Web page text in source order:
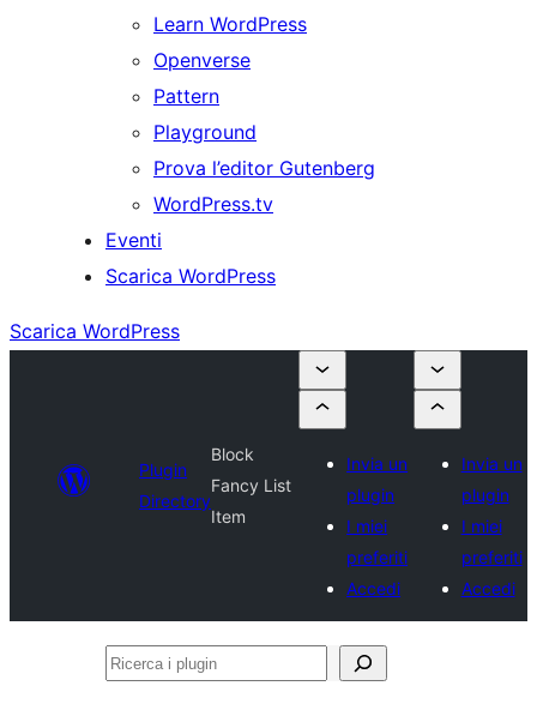
Learn WordPress
Openverse
Pattern
Playground
Prova l’editor Gutenberg
WordPress.tv
Eventi
Scarica WordPress
Scarica WordPress
Plugin
Directory
Block
Fancy List
Item
Invia un
plugin
I miei
preferiti
Accedi
Invia un
plugin
I miei
preferiti
Accedi
Ricerca